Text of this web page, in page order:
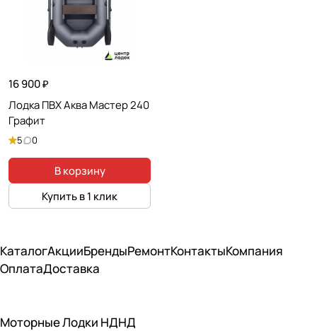
16 900 ₽
Лодка ПВХ Аква Мастер 240
Графит
5 0
В корзину
Купить в 1 клик
КаталогАкцииБрендыРемонтКонтактыКомпания
ОплатаДоставка
Моторные Лодки НДНД